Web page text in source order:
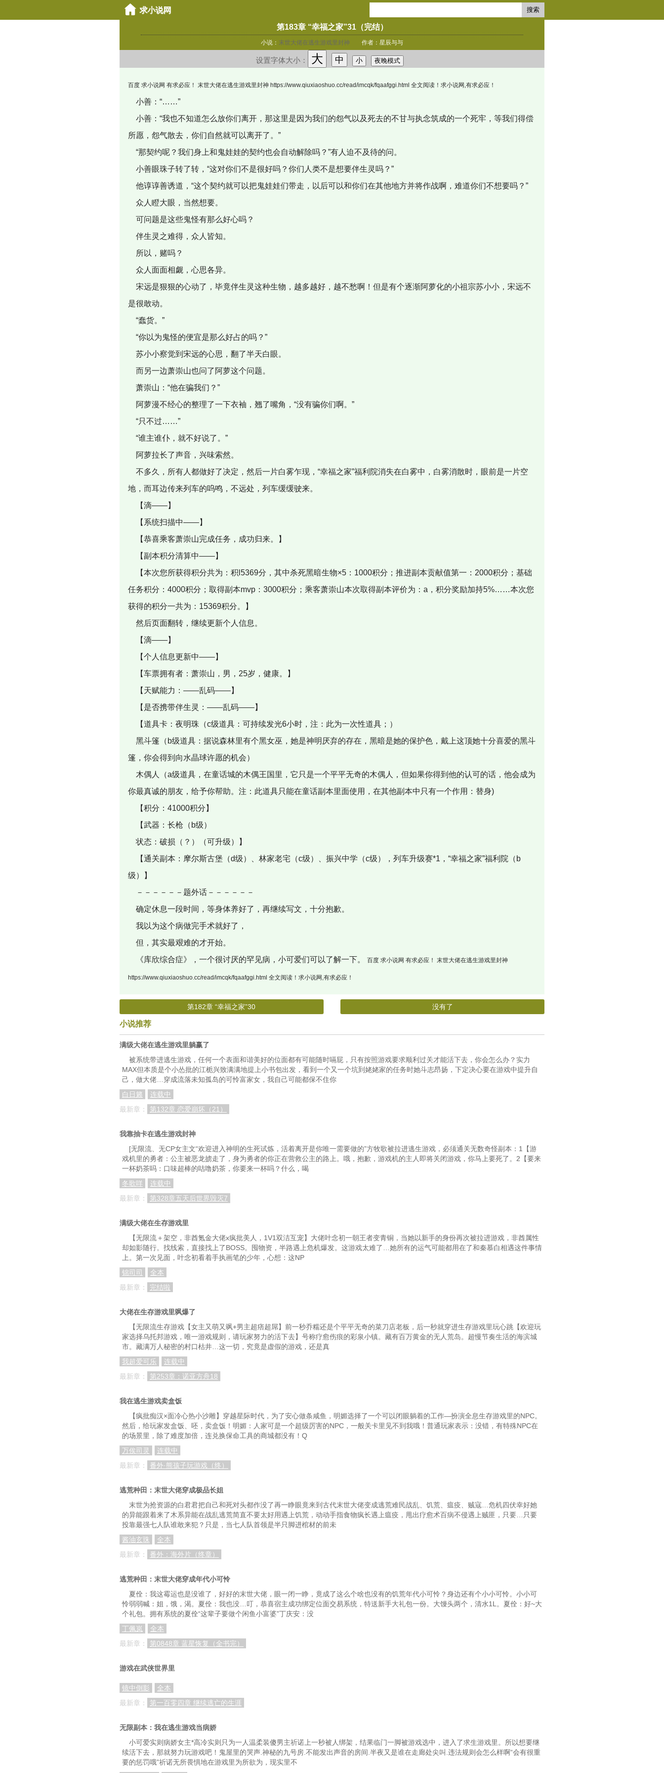
搜索
第183章 “幸福之家”31（完结）
小说： 末世大佬在逃生游戏里封神 作者：星辰与与
设置字体大小： 大 中 小 夜晚模式
百度 求小说网 有求必应！ 末世大佬在逃生游戏里封神 https://www.qiuxiaoshuo.cc/read/imcqk/fqaafggi.html 全文阅读！求小说网,有求必应！
小善：“……”
小善：“我也不知道怎么放你们离开，那这里是因为我们的怨气以及死去的不甘与执念筑成的一个死牢，等我们得偿
所愿，怨气散去，你们自然就可以离开了。”
“那契约呢？我们身上和鬼娃娃的契约也会自动解除吗？”有人迫不及待的问。
小善眼珠子转了转，“这对你们不是很好吗？你们人类不是想要伴生灵吗？”
他谆谆善诱道，“这个契约就可以把鬼娃娃们带走，以后可以和你们在其他地方并将作战啊，难道你们不想要吗？”
众人瞪大眼，当然想要。
可问题是这些鬼怪有那么好心吗？
伴生灵之难得，众人皆知。
所以，赌吗？
众人面面相觑，心思各异。
宋远是狠狠的心动了，毕竟伴生灵这种生物，越多越好，越不愁啊！但是有个逐渐阿萝化的小祖宗苏小小，宋远不
是很敢动。
“蠢货。”
“你以为鬼怪的便宜是那么好占的吗？”
苏小小察觉到宋远的心思，翻了半天白眼。
而另一边萧崇山也问了阿萝这个问题。
萧崇山：“他在骗我们？”
阿萝漫不经心的整理了一下衣袖，翘了嘴角，“没有骗你们啊。”
“只不过……”
“谁主谁仆，就不好说了。”
阿萝拉长了声音，兴味索然。
不多久，所有人都做好了决定，然后一片白雾乍现，“幸福之家”福利院消失在白雾中，白雾消散时，眼前是一片空
地，而耳边传来列车的呜鸣，不远处，列车缓缓驶来。
【滴——】
【系统扫描中——】
【恭喜乘客萧崇山完成任务，成功归来。】
【副本积分清算中——】
【本次您所获得积分共为：积l5369分，其中杀死黑暗生物×5：1000积分；推进副本贡献值第一：2000积分；基础
任务积分：4000积分；取得副本mvp：3000积分；乘客萧崇山本次取得副本评价为：a，积分奖励加持5%……本次您
获得的积分一共为：15369积分。】
然后页面翻转，继续更新个人信息。
【滴——】
【个人信息更新中——】
【车票拥有者：萧崇山，男，25岁，健康。】
【天赋能力：——乱码——】
【是否携带伴生灵：——乱码——】
【道具卡：夜明珠（c级道具：可持续发光6小时，注：此为一次性道具；）
黑斗篷（b级道具：据说森林里有个黑女巫，她是神明厌弃的存在，黑暗是她的保护色，戴上这顶她十分喜爱的黑斗
篷，你会得到向水晶球许愿的机会）
木偶人（a级道具，在童话城的木偶王国里，它只是一个平平无奇的木偶人，但如果你得到他的认可的话，他会成为
你最真诚的朋友，给予你帮助。注：此道具只能在童话副本里面使用，在其他副本中只有一个作用：替身)
【积分：41000积分】
【武器：长枪（b级）
状态：破损（？）（可升级）】
【通关副本：摩尔斯古堡（d级）、林家老宅（c级）、振兴中学（c级），列车升级赛*1，“幸福之家”福利院（b
级）】
－－－－－－题外话－－－－－－
确定休息一段时间，等身体养好了，再继续写文，十分抱歉。
我以为这个病做完手术就好了，
但，其实最艰难的才开始。
《库欣综合症》，一个很讨厌的罕见病，小可爱们可以了解一下。百度 求小说网 有求必应！ 末世大佬在逃生游戏里封神
https://www.qiuxiaoshuo.cc/read/imcqk/fqaafggi.html 全文阅读！求小说网,有求必应！
第182章 “幸福之家”30 没有了
小说推荐
满级大佬在逃生游戏里躺赢了
被系统带进逃生游戏，任何一个表面和谐美好的位面都有可能随时嗝屁，只有按照游戏要求顺利过关才能活下去，你会怎么办？实力
MAX但本质是个小怂批的江栀兴致满满地提上小书包出发，看到一个又一个坑到姥姥家的任务时她斗志昂扬，下定决心要在游戏中提升自
己，做大佬…穿成流落未知孤岛的可怜富家女，我自己可能都保不住你
白日籁
连载中
最新章：
第132章 恋爱崩坏（21）
我靠抽卡在逃生游戏封神
[无限流、无CP女主文“欢迎进入神明的生死试炼，活着离开是你唯一需要做的”方牧歌被拉进逃生游戏，必须通关无数奇怪副本：1【游
戏机里的勇者：公主被恶龙掳走了，身为勇者的你正在营救公主的路上。哦，抱歉，游戏机的主人即将关闭游戏，你马上要死了。2【要来
一杯奶茶吗：口味超棒的咕噜奶茶，你要来一杯吗？什么，喝
冬歌咩
连载中
最新章：
第328章五天后世界毁灭7
满级大佬在生存游戏里
【无限流＋架空，非酋氪金大佬x疯批美人，1V1双洁互宠】大佬叶念初一朝王者变青铜，当她以新手的身份再次被拉进游戏，非酋属性
却如影随行。找线索，直接找上了BOSS。囤物资，半路遇上危机爆发。这游戏太难了…她所有的运气可能都用在了和秦慕白相遇这件事情
上。第一次见面，叶念初看着手执画笔的少年，心想：这NP
锦司司
全本
最新章：
完结啦
大佬在生存游戏里飒爆了
【无限流生存游戏【女主又萌又飒+男主超痞超屌】前一秒乔糯还是个平平无奇的菜刀店老板，后一秒就穿进生存游戏里玩心跳【欢迎玩
家选择乌托邦游戏，唯一游戏规则，请玩家努力的活下去】号称疗愈伤痕的彩泉小镇。藏有百万黄金的无人荒岛。超慢节奏生活的海滨城
市。藏满万人秘密的村口枯井…这一切，究竟是虚假的游戏，还是真
我超爱可乐
连载中
最新章：
第253章：诺亚方舟18
我在逃生游戏卖盒饭
【疯批痴汉×面冷心热小沙雕】穿越星际时代，为了安心做条咸鱼，明媚选择了一个可以闭眼躺着的工作—扮演全息生存游戏里的NPC。
然后，给玩家发盒饭、呸，卖盒饭！明媚：人家可是一个超级厉害的NPC，一般关卡里见不到我哦！普通玩家表示：没错，有特殊NPC在
的场景里，除了难度加倍，连兑换保命工具的商城都没有！Q
万俟司灵
连载中
最新章：
番外·熊孩子玩游戏（终）
逃荒种田：末世大佬穿成极品长姐
末世为抢资源的白君君把自己和死对头都作没了再一睁眼竟来到古代末世大佬变成逃荒难民战乱、饥荒、瘟疫、贼寇…危机四伏幸好她
的异能跟着来了木系异能在战乱逃荒简直不要太好用遇上饥荒，动动手指食物疯长遇上瘟疫，甩出疗愈术百病不侵遇上贼匪，只要…只要
投靠最强七人队谁敢来犯？只是，当七人队首领是半只脚进棺材的前未
酱油玄珠
全本
最新章：
番外：海外片（终章）
逃荒种田：末世大佬穿成年代小可怜
夏佺：我这霉运也是没谁了，好好的末世大佬，眼一闭一睁，竟成了这么个啥也没有的饥荒年代小可怜？身边还有个小小可怜。小小可
怜弱弱喊：姐，饿，渴。夏佺：我也没…叮，恭喜宿主成功绑定位面交易系统，特送新手大礼包一份。大馒头两个，清水1L。夏佺：好~大
个礼包。拥有系统的夏佺“这辈子要做个闲鱼小富婆”丁庆安：没
丁佩岚
全本
最新章：
第0848章 蓝星恢复（全书完）
游戏在武侠世界里
镜中倒影
全本
最新章：
第一百零四章 继续逃亡的生涯
无限副本：我在逃生游戏当病娇
小可爱实则病娇女主*高冷实则只为一人温柔装傻男主祈诺上一秒被人绑架，结果临门一脚被游戏选中，进入了求生游戏里。所以想要继
续活下去，那就努力玩游戏吧！鬼屋里的哭声.神秘的九号房.不能发出声音的房间.半夜又是谁在走廊处尖叫.违法规则会怎么样啊“会有很重
要的惩罚哦”祈诺无所畏惧地在游戏里为所欲为，现实里不